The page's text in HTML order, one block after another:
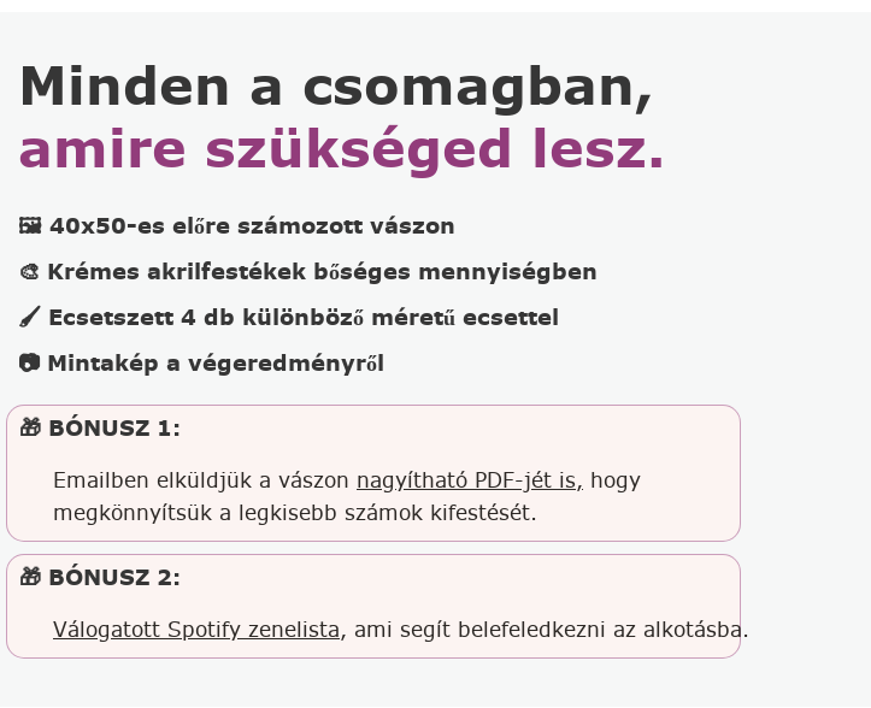
Minden a csomagban,
amire szükséged lesz.
🖼️ 40x50-es előre számozott vászon
🎨 Krémes akrilfestékek bőséges mennyiségben
🖌️ Ecsetszett 4 db különböző méretű ecsettel
📷 Mintakép a végeredményről
🎁 BÓNUSZ 1:
Emailben elküldjük a vászon nagyítható PDF-jét is, hogy
megkönnyítsük a legkisebb számok kifestését.
🎁 BÓNUSZ 2:
Válogatott Spotify zenelista, ami segít belefeledkezni az alkotásba.